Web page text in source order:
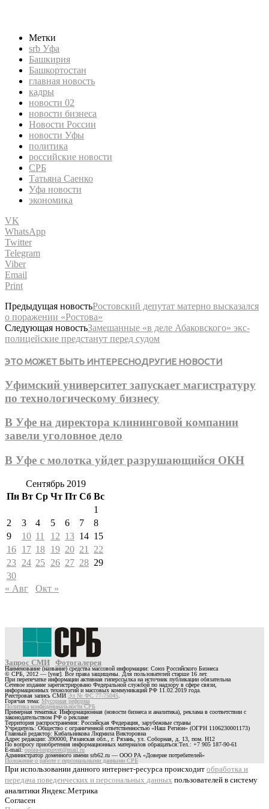
Метки
srb Уфа
Башкирия
Башкортостан
главная новость
кадры
новости 02
новости бизнеса
Новости России
новости Уфы
политика
российские новости
СРБ
Татьяна Саенко
Уфа новости
экономика
VK
WhatsApp
Twitter
Telegram
Viber
Email
Print
Предыдущая новостьРостовский депутат матерно высказался
о поражении «Ростова»
Следующая новостьЗамешанные «в деле Абаковского» экс-
полицейские предстанут перед судом
ЭТО МОЖЕТ БЫТЬ ИНТЕРЕСНОДРУГИЕ НОВОСТИ
Уфимский университет запускает магистратуру
по технологическому бизнесу
В Уфе на директора клининговой компании
завели уголовное дело
В Уфе с молотка уйдет разрушающийся ОКН
Сентябрь 2019
Пн Вт Ср Чт Пт Сб Вс
1
2
3 4 5 6 7
8
9
10 11 12 13 14 15
16 17 18 19 20 21
22
23 24 25 26 27 28 29
30
« Авг
Окт »
Запрос СМИ Фотогалерея
Наименование (название) средства массовой информации: Союз Российского Бизнеса
© СРБ, 2012 — [year]. Все права защищены. Для пользователей старше 16 лет.
При перепечатке информации активная гиперссылка на источник публикации обязательна
Сетевое издание зарегистрировано Федеральной службой по надзору в сфере связи,
информационных технологий и массовых коммуникаций РФ 11.02.2019 года.
Реестровая запись СМИ Эл № ФС 77-75045
Горячая тема: Мусорная реформа
Политика конфиденциальности СРБ
Примерная тематика: Информационная (новости бизнеса и аналитика), реклама в соответствии с
законодательством РФ о рекламе
Территория распространения: Российская Федерация, зарубежные страны
Учредитель: Общество с ограниченной ответственностью «Наш Регион» (ОГРН 1106230001173)
Главный редактор: Кибальникова Людмила Викторовна
Адрес редакции: 390000, Рязанская обл., г. Рязань, ул. Соборная, д. 13, пом. Н12
По вопросу приобретения информационных материалов обращаться:Тел.: +7 905 187-90-61
E-mail:opora-torgsovet@mail.ru
Администратор доменного имени srb62.ru — ООО РА «Доверие потребителей»
Положение о работе с персональными данными СРБ
При использовании данного интернет-ресурса происходит обработка и
передача поведенческих и персональных данных пользователей в систему
аналитики Яндекс.Метрика
Согласен